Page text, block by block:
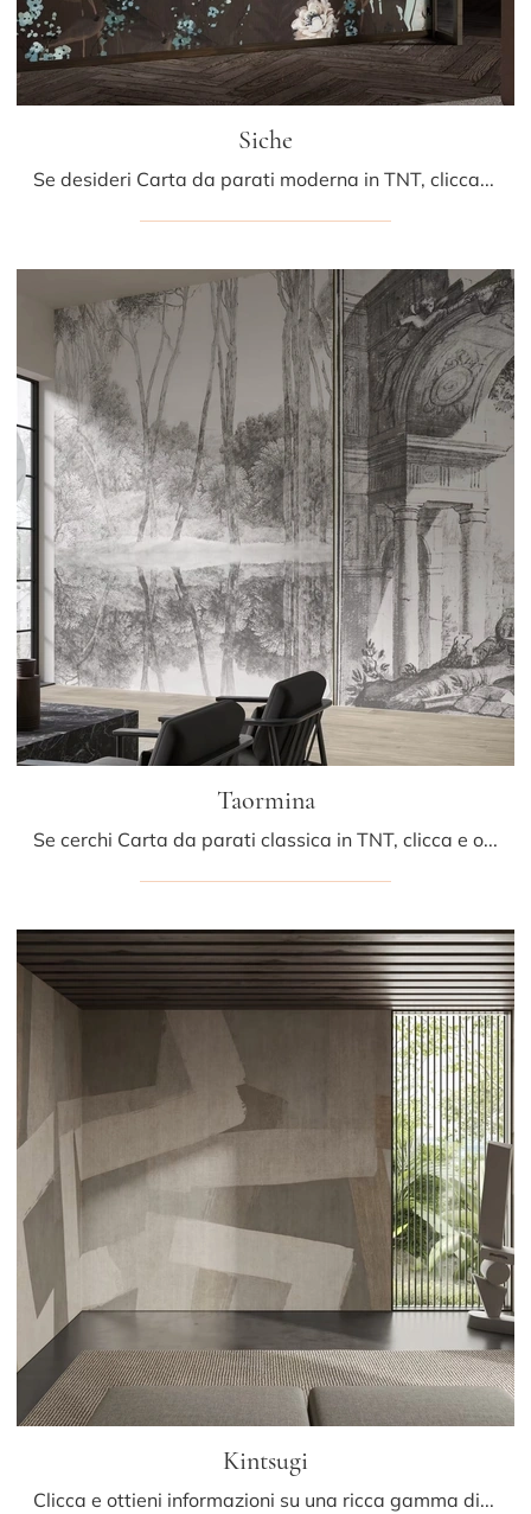
Siche
Se desideri Carta da parati moderna in TNT, clicca e ottieni informazioni sulle varie proposte di Glamora come il modello Siche.
Taormina
Se cerchi Carta da parati classica in TNT, clicca e ottieni informazioni sulle varie proposte di Glamora come il modello Taormina.
Kintsugi
Clicca e ottieni informazioni su una ricca gamma di Carta da parati in TNT design: il modello Kintsugi di Glamora ti sta aspettando!